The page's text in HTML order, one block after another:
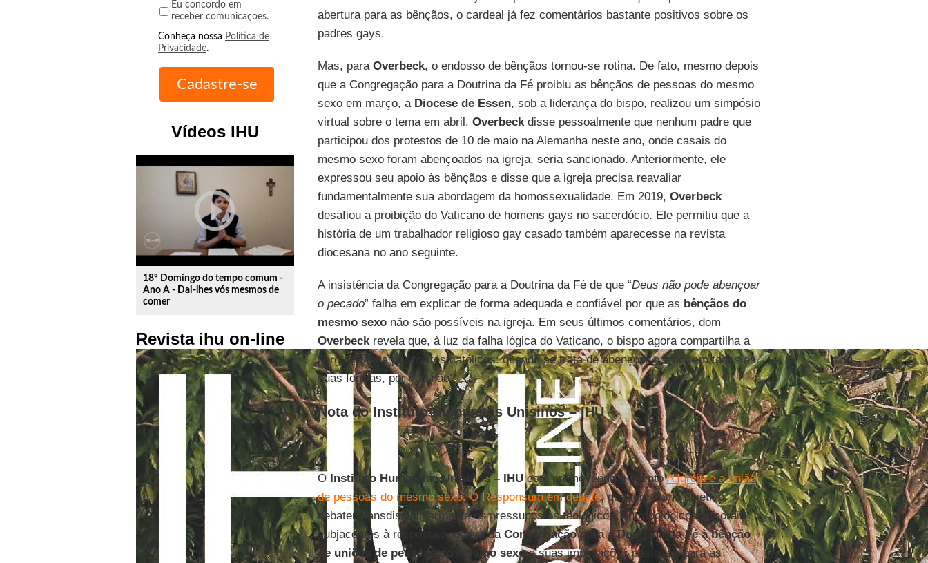
Eu concordo em
receber comunicações.
Conheça nossa Política de
Privacidade.
Vídeos IHU
play_circle_outline
18º Domingo do tempo comum -
Ano A - Dai-lhes vós mesmos de
comer
Revista ihu on-line
abertura para as bênçãos, o cardeal já fez comentários bastante positivos sobre os
padres gays.
Mas, para Overbeck, o endosso de bênçãos tornou-se rotina. De fato, mesmo depois
que a Congregação para a Doutrina da Fé proibiu as bênçãos de pessoas do mesmo
sexo em março, a Diocese de Essen, sob a liderança do bispo, realizou um simpósio
virtual sobre o tema em abril. Overbeckdisse pessoalmente que nenhum padre que
participou dos protestos de 10 de maio na Alemanha neste ano, onde casais do
mesmo sexo foram abençoados na igreja, seria sancionado. Anteriormente, ele
expressou seu apoio às bênçãos e disse que a igreja precisa reavaliar
fundamentalmente sua abordagem da homossexualidade. Em 2019, Overbeck
desafiou a proibição do Vaticano de homens gays no sacerdócio. Ele permitiu que a
história de um trabalhador religioso gay casado também aparecesse na revista
diocesana no ano seguinte.
A insistência da Congregação para a Doutrina da Fé de que “Deus não pode abençoar
o pecado” falha em explicar de forma adequada e confiável por que as bênçãos do
mesmo sexonão são possíveis na igreja. Em seus últimos comentários, dom
Overbeckrevela que, à luz da falha lógica do Vaticano, o bispo agora compartilha a
pergunta feita por muitos católicos: quando se trata de abençoar o amor em todas as
suas formas, por que não?
Nota do Instituto Humanitas Unisinos – IHU
O Instituto Humanitas Unisinos – IHUestá promovendo o eventoA Igreja e a união
de pessoas do mesmo sexo. O Responsum em debate, que tem como objetivo
debater transdisciplinarmente os pressupostos teológicos, antropológicos e morais
subjacentes à resposta negativa da Congregação para a Doutrina da Fé à bênção
de uniões de pessoas do mesmo sexoe suas implicações pastorais para as